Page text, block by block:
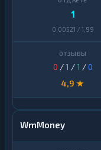
1
0,00521 / 1,99
0 /1 /1 /0
4,9 ★
WmMoney